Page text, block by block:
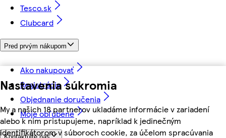
Nastavenia súkromia
My a našich 18 partnerov ukladáme informácie v zariadení
alebo k nim pristupujeme, napríklad k jedinečným
identifikátorom v súboroch cookie, za účelom spracúvania
Tesco.sk
Clubcard
Pred prvým nákupom
Ako nakupovať
Registrácia
Objednanie doručenia
Moje obľúbené